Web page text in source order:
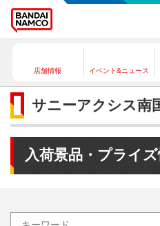
店舗情報 イベント&ニュース
サニーアクシス南
入荷景品・プライ